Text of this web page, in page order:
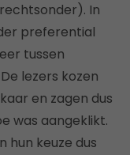
In
preferential
tussen
lezers kozen
en zagen dus
was aangeklikt.
hun keuze dus